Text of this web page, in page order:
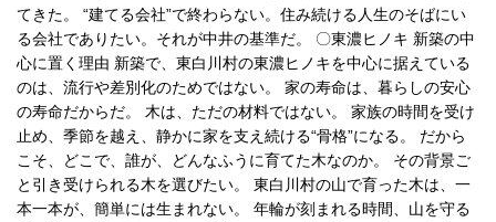
てきた。 “建てる会社”で終わらない。住み続ける人生のそばにい
る会社でありたい。それが中井の基準だ。 〇東濃ヒノキ 新築の中
心に置く理由 新築で、東白川村の東濃ヒノキを中心に据えている
のは、流行や差別化のためではない。 家の寿命は、暮らしの安心
の寿命だからだ。 木は、ただの材料ではない。 家族の時間を受け
止め、季節を越え、静かに家を支え続ける“骨格”になる。 だから
こそ、どこで、誰が、どんなふうに育てた木なのか。 その背景ご
と引き受けられる木を選びたい。 東白川村の山で育った木は、一
本一本が、簡単には生まれない。 年輪が刻まれる時間、山を守る